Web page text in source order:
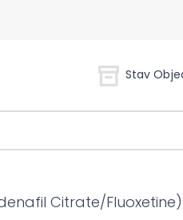
Stav
Citrate/Fluoxetine)